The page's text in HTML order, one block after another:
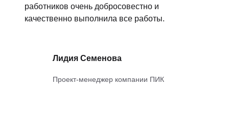
работников очень добросовестно и
качественно выполнила все работы.
Лидия Семенова
Проект-менеджер компании ПИК